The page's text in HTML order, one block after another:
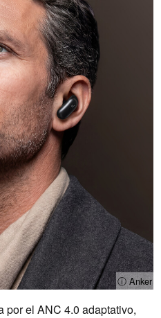
ⓘ Anker
por el ANC 4.0 adaptativo,